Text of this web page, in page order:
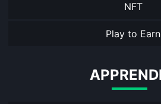
NFT
Play to Earn